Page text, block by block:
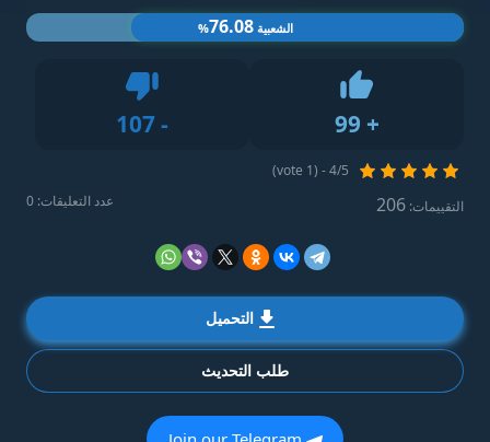
+
99
Like
-
107
4/5 - (1 vote)
التقييمات: 206 عدد التعليقات: 0
الشعبية76.08
%
التحميل
طلب التحديث